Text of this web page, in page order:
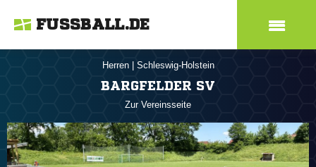
FUSSBALL.DE
Herren Schleswig-Holstein
BARGFELDER SV
Zur Vereinsseite